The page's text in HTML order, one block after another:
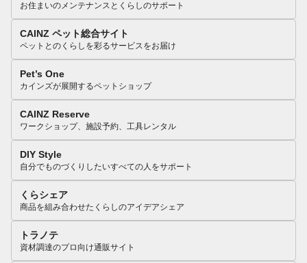
お住まいのメンテナンスとくらしのサポート
CAINZ ペット総合サイト
ペットとのくらしを彩るサービスをお届け
Pet’s One
カインズが展開するペットショップ
CAINZ Reserve
ワークショップ、施設予約、工具レンタル
DIY Style
自分でものづくりしたいすべての人をサポート
くらシェア
商品を組み合わせたくらしのアイデアシェア
トラノテ
資材調達のプロ向け通販サイト